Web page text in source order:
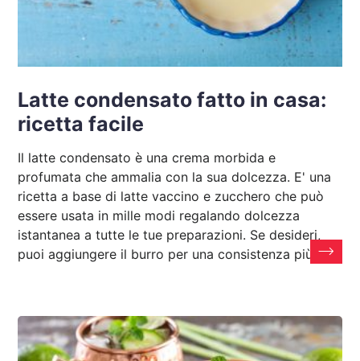
Latte condensato fatto in casa:
ricetta facile
Il latte condensato è una crema morbida e
profumata che ammalia con la sua dolcezza. E' una
ricetta a base di latte vaccino e zucchero che può
essere usata in mille modi regalando dolcezza
istantanea a tutte le tue preparazioni. Se desideri,
puoi aggiungere il burro per una consistenza più